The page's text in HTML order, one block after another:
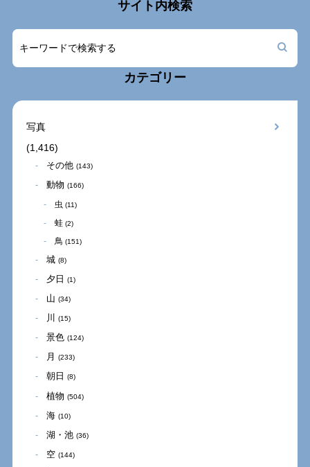
サイト内検索
カテゴリー
写真
(1,416)
その他 (143)
動物 (166)
虫 (11)
蛙 (2)
鳥 (151)
城 (8)
夕日 (1)
山 (34)
川 (15)
景色 (124)
月 (233)
朝日 (8)
植物 (504)
海 (10)
湖・池 (36)
空 (144)